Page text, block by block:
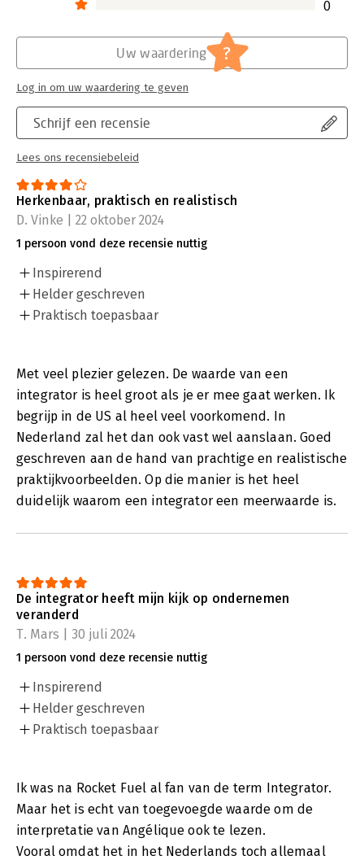
0
Schrijf een recensie
Lees ons recensiebeleid
Uw waardering ?
Log in om uw waardering te geven
Herkenbaar, praktisch en realistisch
D. Vinke | 22 oktober 2024
1 persoon vond deze recensie nuttig
Inspirerend
Helder geschreven
Praktisch toepasbaar
Met veel plezier gelezen. De waarde van een
integrator is heel groot als je er mee gaat werken. Ik
begrijp in de US al heel veel voorkomend. In
Nederland zal het dan ook vast wel aanslaan. Goed
geschreven aan de hand van prachtige en realistische
praktijkvoorbeelden. Op die manier is het heel
duidelijk waarom een integrator een meerwaarde is.
De integrator heeft mijn kijk op ondernemen
veranderd
T. Mars | 30 juli 2024
1 persoon vond deze recensie nuttig
Inspirerend
Helder geschreven
Praktisch toepasbaar
Ik was na Rocket Fuel al fan van de term Integrator.
Maar het is echt van toegevoegde waarde om de
interpretatie van Angélique ook te lezen.
Vooral omdat het in het Nederlands toch allemaal